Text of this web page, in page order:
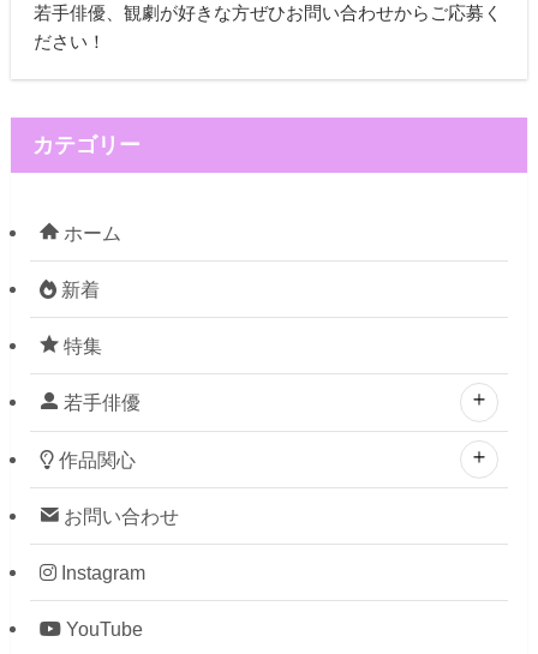
若手俳優、観劇が好きな方ぜひお問い合わせからご応募く
ださい！
カテゴリー
ホーム
新着
特集
若手俳優
作品関心
お問い合わせ
Instagram
YouTube